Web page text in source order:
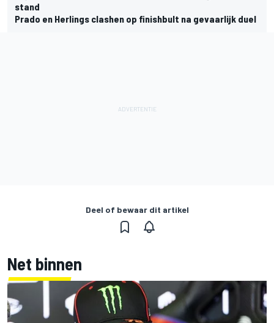
stand
Prado en Herlings clashen op finishbult na gevaarlijk duel
Deel of bewaar dit artikel
Net binnen